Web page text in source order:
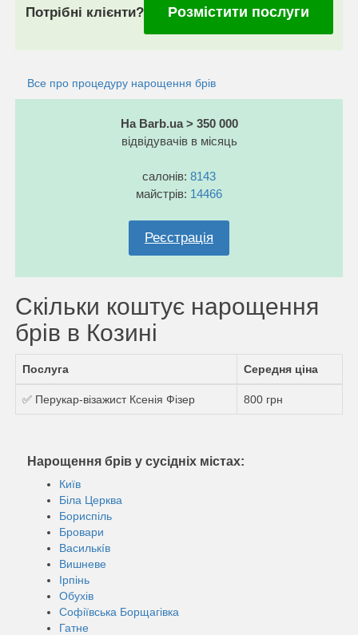
Потрібні клієнти? Розмістити послуги
Все про процедуру нарощення брів
На Barb.ua > 350 000
відвідувачів в місяць
салонів: 8143
майстрів: 14466
Реєстрація
Скільки коштує нарощення
брів в Козині
Послуга Середня ціна
✅ Перукар-візажист Ксенія Фізер 800 грн
Нарощення брів у сусідніх містах:
Київ
Біла Церква
Бориспіль
Бровари
Василькíв
Вишневе
Ірпінь
Обухів
Софіївська Борщагівка
Гатне